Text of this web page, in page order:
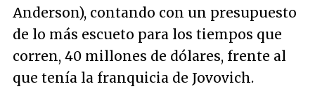
Anderson), contando con un presupuesto
de lo más escueto para los tiempos que
corren, 40 millones de dólares, frente al
que tenía la franquicia de Jovovich.